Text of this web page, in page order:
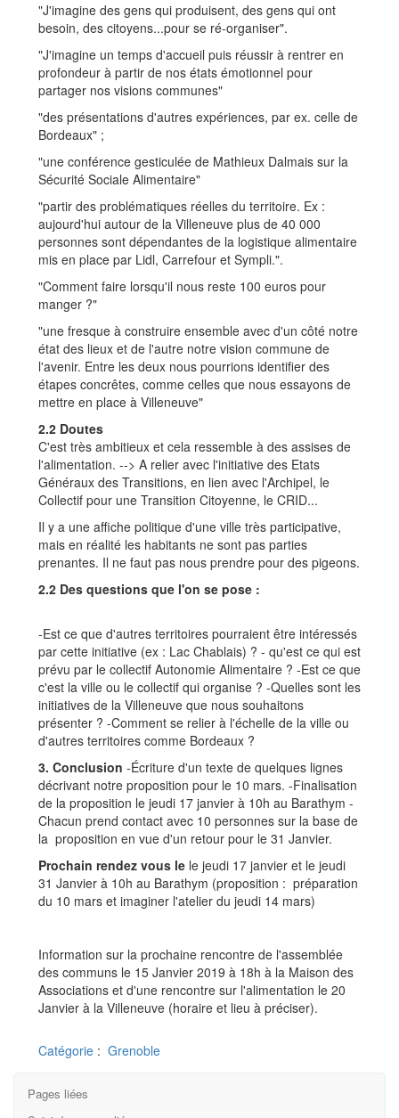
"J'imagine des gens qui produisent, des gens qui ont
besoin, des citoyens...pour se ré-organiser".
"J'imagine un temps d'accueil puis réussir à rentrer en
profondeur à partir de nos états émotionnel pour
partager nos visions communes"
"des présentations d'autres expériences, par ex. celle de
Bordeaux" ;
"une conférence gesticulée de Mathieux Dalmais sur la
Sécurité Sociale Alimentaire"
"partir des problématiques réelles du territoire. Ex :
aujourd'hui autour de la Villeneuve plus de 40 000
personnes sont dépendantes de la logistique alimentaire
mis en place par Lidl, Carrefour et Sympli.".
"Comment faire lorsqu'il nous reste 100 euros pour
manger ?"
"une fresque à construire ensemble avec d'un côté notre
état des lieux et de l'autre notre vision commune de
l'avenir. Entre les deux nous pourrions identifier des
étapes concrêtes, comme celles que nous essayons de
mettre en place à Villeneuve"
2.2 Doutes
C'est très ambitieux et cela ressemble à des assises de
l'alimentation. --> A relier avec l'initiative des Etats
Généraux des Transitions, en lien avec l'Archipel, le
Collectif pour une Transition Citoyenne, le CRID...
Il y a une affiche politique d'une ville très participative,
mais en réalité les habitants ne sont pas parties
prenantes. Il ne faut pas nous prendre pour des pigeons.
2.2 Des questions que l'on se pose :
-Est ce que d'autres territoires pourraient être intéressés
par cette initiative (ex : Lac Chablais) ? - qu'est ce qui est
prévu par le collectif Autonomie Alimentaire ? -Est ce que
c'est la ville ou le collectif qui organise ? -Quelles sont les
initiatives de la Villeneuve que nous souhaitons
présenter ? -Comment se relier à l'échelle de la ville ou
d'autres territoires comme Bordeaux ?
3. Conclusion -Écriture d'un texte de quelques lignes
décrivant notre proposition pour le 10 mars. -Finalisation
de la proposition le jeudi 17 janvier à 10h au Barathym -
Chacun prend contact avec 10 personnes sur la base de
la proposition en vue d'un retour pour le 31 Janvier.
Prochain rendez vous le le jeudi 17 janvier et le jeudi
31 Janvier à 10h au Barathym (proposition : préparation
du 10 mars et imaginer l'atelier du jeudi 14 mars)
Information sur la prochaine rencontre de l'assemblée
des communs le 15 Janvier 2019 à 18h à la Maison des
Associations et d'une rencontre sur l'alimentation le 20
Janvier à la Villeneuve (horaire et lieu à préciser).
Catégorie : Grenoble
Pages liées